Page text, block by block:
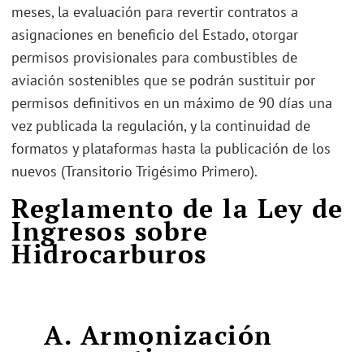
meses, la evaluación para revertir contratos a
asignaciones en beneficio del Estado, otorgar
permisos provisionales para combustibles de
aviación sostenibles que se podrán sustituir por
permisos definitivos en un máximo de 90 días una
vez publicada la regulación, y la continuidad de
formatos y plataformas hasta la publicación de los
nuevos (Transitorio Trigésimo Primero).
Reglamento de la Ley de
Ingresos sobre
Hidrocarburos
A. Armonización